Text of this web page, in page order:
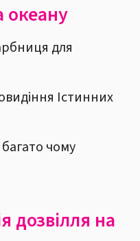
океану
для
Істинних
чому
дозвілля на